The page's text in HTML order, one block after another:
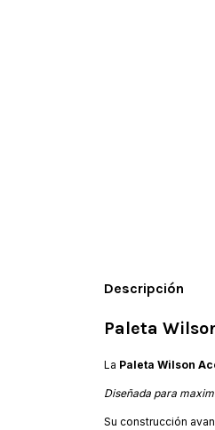
Descripción
Paleta
La Paleta Wilson
Diseñada para
Su construcción